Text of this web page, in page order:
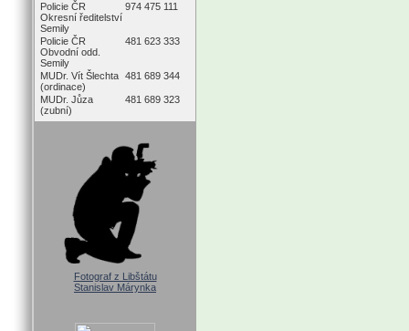
Policie ČR
Okresní ředitelství
Semily
974 475 111
Policie ČR
Obvodní odd.
Semily
481 623 333
MUDr. Vít Šlechta
(ordinace)
481 689 344
MUDr. Jůza
(zubní)
481 689 323
Fotograf z Libštátu
Stanislav Márynka